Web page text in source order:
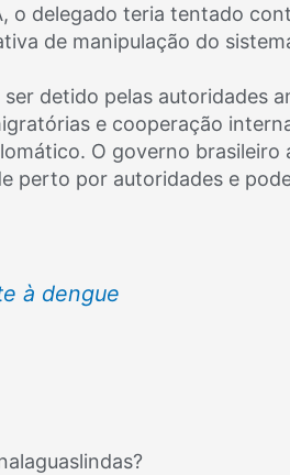
o delegado teria tentado
de manipulação do
detido pelas autoridades
e cooperação
O governo brasileiro
perto por autoridades e
à dengue